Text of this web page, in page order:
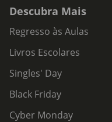
Descubra Mais
Regresso às Aulas
Livros Escolares
Singles' Day
Black Friday
Cyber Monday